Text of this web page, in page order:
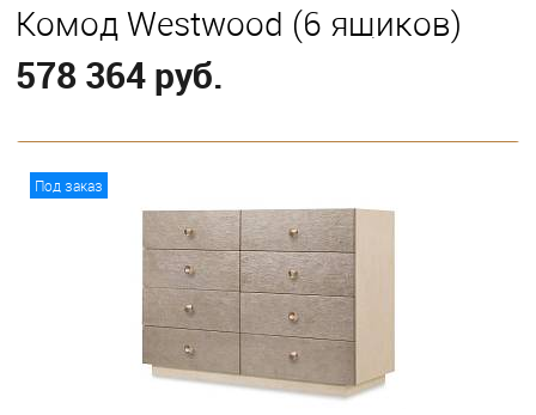
Комод Westwood (6 ящиков)
578 364 руб.
Под заказ